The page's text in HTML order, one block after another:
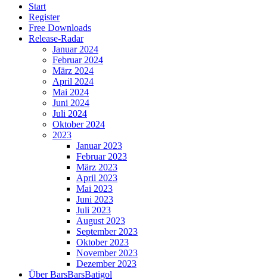
Start
Register
Free Downloads
Release-Radar
Januar 2024
Februar 2024
März 2024
April 2024
Mai 2024
Juni 2024
Juli 2024
Oktober 2024
2023
Januar 2023
Februar 2023
März 2023
April 2023
Mai 2023
Juni 2023
Juli 2023
August 2023
September 2023
Oktober 2023
November 2023
Dezember 2023
Über BarsBarsBatigol